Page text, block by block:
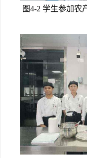
图4-2 学生参加农